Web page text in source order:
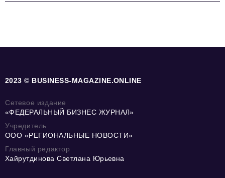
2023 © BUSINESS-MAGAZINE.ONLINE
Сетевое издание
«ФЕДЕРАЛЬНЫЙ БИЗНЕС ЖУРНАЛ»
Учредитель
ООО «РЕГИОНАЛЬНЫЕ НОВОСТИ»
Главный редактор
Хайрутдинова Светлана Юрьевна